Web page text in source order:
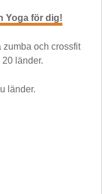
Yoga för dig!
zumba och crossfit
länder.
länder.